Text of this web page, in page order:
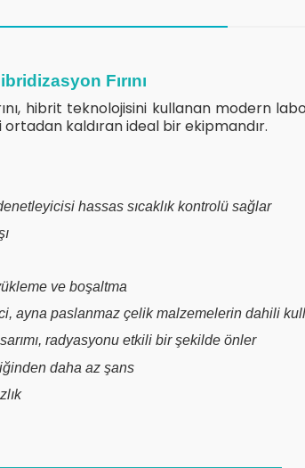
Fırını
hibrit teknolojisini kullanan modern
kaldıran ideal bir ekipmandır.
hassas sıcaklık kontrolü sağlar
ve boşaltma
ayna paslanmaz çelik malzemelerin dahili
radyasyonu etkili bir şekilde önler
daha az şans